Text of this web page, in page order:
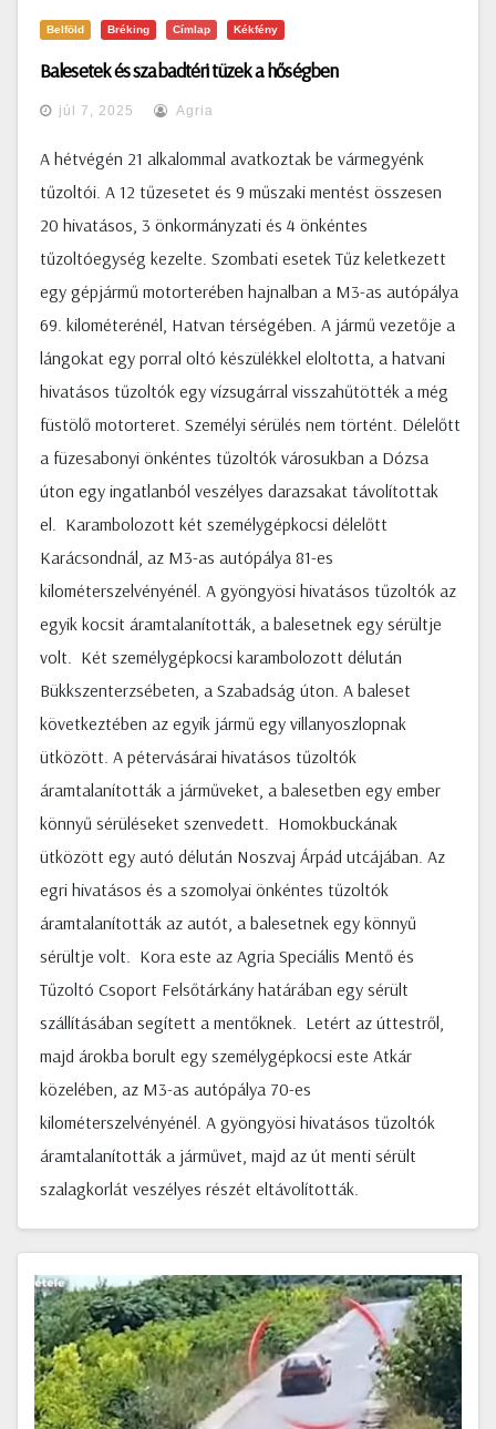
Belföld Bréking Címlap Kékfény
Balesetek és szabadtéri tüzek a hőségben
júl 7, 2025 Agria
A hétvégén 21 alkalommal avatkoztak be vármegyénk
tűzoltói. A 12 tűzesetet és 9 műszaki mentést összesen
20 hivatásos, 3 önkormányzati és 4 önkéntes
tűzoltóegység kezelte. Szombati esetek Tűz keletkezett
egy gépjármű motorterében hajnalban a M3-as autópálya
69. kilométerénél, Hatvan térségében. A jármű vezetője a
lángokat egy porral oltó készülékkel eloltotta, a hatvani
hivatásos tűzoltók egy vízsugárral visszahűtötték a még
füstölő motorteret. Személyi sérülés nem történt. Délelőtt
a füzesabonyi önkéntes tűzoltók városukban a Dózsa
úton egy ingatlanból veszélyes darazsakat távolítottak
el. Karambolozott két személygépkocsi délelőtt
Karácsondnál, az M3-as autópálya 81-es
kilométerszelvényénél. A gyöngyösi hivatásos tűzoltók az
egyik kocsit áramtalanították, a balesetnek egy sérültje
volt. Két személygépkocsi karambolozott délután
Bükkszenterzsébeten, a Szabadság úton. A baleset
következtében az egyik jármű egy villanyoszlopnak
ütközött. A pétervásárai hivatásos tűzoltók
áramtalanították a járműveket, a balesetben egy ember
könnyű sérüléseket szenvedett. Homokbuckának
ütközött egy autó délután Noszvaj Árpád utcájában. Az
egri hivatásos és a szomolyai önkéntes tűzoltók
áramtalanították az autót, a balesetnek egy könnyű
sérültje volt. Kora este az Agria Speciális Mentő és
Tűzoltó Csoport Felsőtárkány határában egy sérült
szállításában segített a mentőknek. Letért az úttestről,
majd árokba borult egy személygépkocsi este Atkár
közelében, az M3-as autópálya 70-es
kilométerszelvényénél. A gyöngyösi hivatásos tűzoltók
áramtalanították a járművet, majd az út menti sérült
szalagkorlát veszélyes részét eltávolították.